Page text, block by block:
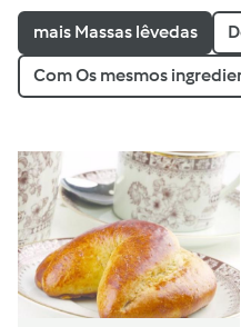
mais Massas lêvedas
Com Os mesmos